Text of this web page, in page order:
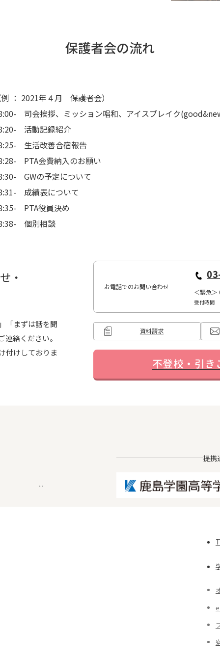
保護者会の流れ
例 ： 2021年４月 保護者会）
司会挨拶、ミッション唱和、アイスブレイク
活動記録紹介
生活改善合宿報告
PTA会費納入のお願い
GWの予定について
成績表について
PTA役員決め
個別相談
...
...
・
「まずは話を聞
連絡ください。
付けしておりま
お電話でのお問い合わせ
＜緊急＞
受付時間
資料請求
不登校・引き
提携